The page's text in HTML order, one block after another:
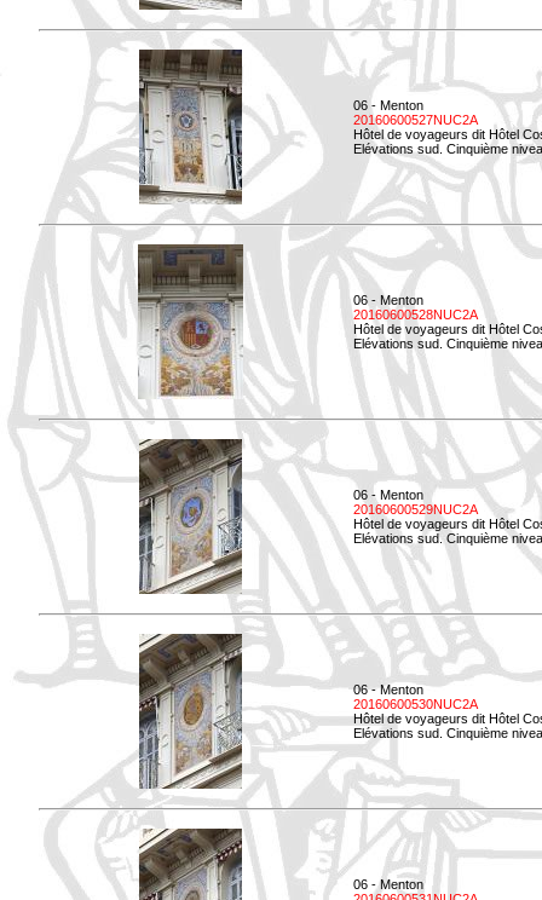
06 - Menton
20160600527NUC2A
Hôtel de voyageurs dit Hôtel
Elévations sud. Cinquième
06 - Menton
20160600528NUC2A
Hôtel de voyageurs dit Hôtel
Elévations sud. Cinquième
06 - Menton
20160600529NUC2A
Hôtel de voyageurs dit Hôtel
Elévations sud. Cinquième
06 - Menton
20160600530NUC2A
Hôtel de voyageurs dit Hôtel
Elévations sud. Cinquième
06 - Menton